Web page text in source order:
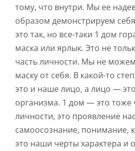
тому, что внутри. Мы ее
образом демонстрируем
это так, но все-таки 1 дом
маска или ярлык. Это не
часть личности. Мы не
маску от себя. В какой-то
это и наше лицо, а лицо —
организма. 1 дом — это тоже
личности, это проявление
самоосознание, понимание,
это наши черты характера и